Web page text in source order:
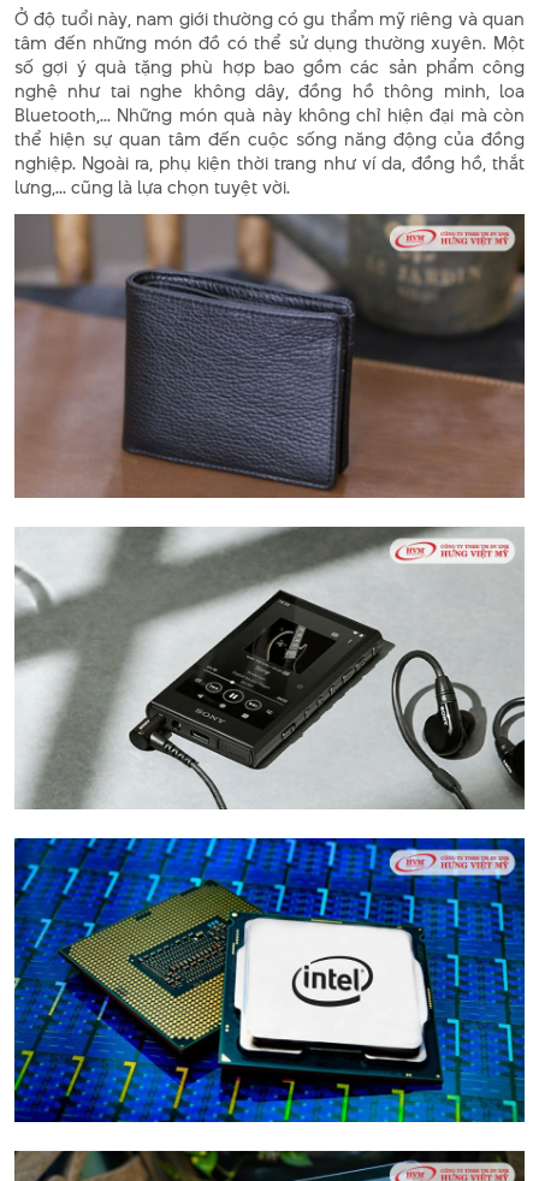
Ở độ tuổi này, nam giới thường có gu thẩm mỹ riêng và quan
tâm đến những món đồ có thể sử dụng thường xuyên. Một
số gợi ý quà tặng phù hợp bao gồm các sản phẩm công
nghệ như tai nghe không dây, đồng hồ thông minh, loa
Bluetooth,... Những món quà này không chỉ hiện đại mà còn
thể hiện sự quan tâm đến cuộc sống năng động của đồng
nghiệp. Ngoài ra, phụ kiện thời trang như ví da, đồng hồ, thắt
lưng,... cũng là lựa chọn tuyệt vời.